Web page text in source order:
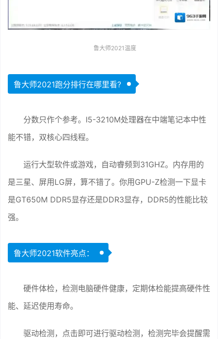
鲁大师2021温度
鲁大师2021跑分排行在哪里看?
分数只作个参考。I5-3210M处理器在中端笔记本中性
能不错，双核心四线程。
运行大型软件或游戏，自动睿频到31GHZ。内存用的
是三星、屏用LG屏，算不错了。你用GPU-Z检测一下显卡
是GT650M DDR5显存还是DDR3显存，DDR5的性能比较
强。
鲁大师2021软件亮点：
硬件体检，检测电脑硬件健康，定期体检能提高硬件性
能、延迟使用寿命。
驱动检测，点击即可进行驱动检测，检测完毕会提醒需